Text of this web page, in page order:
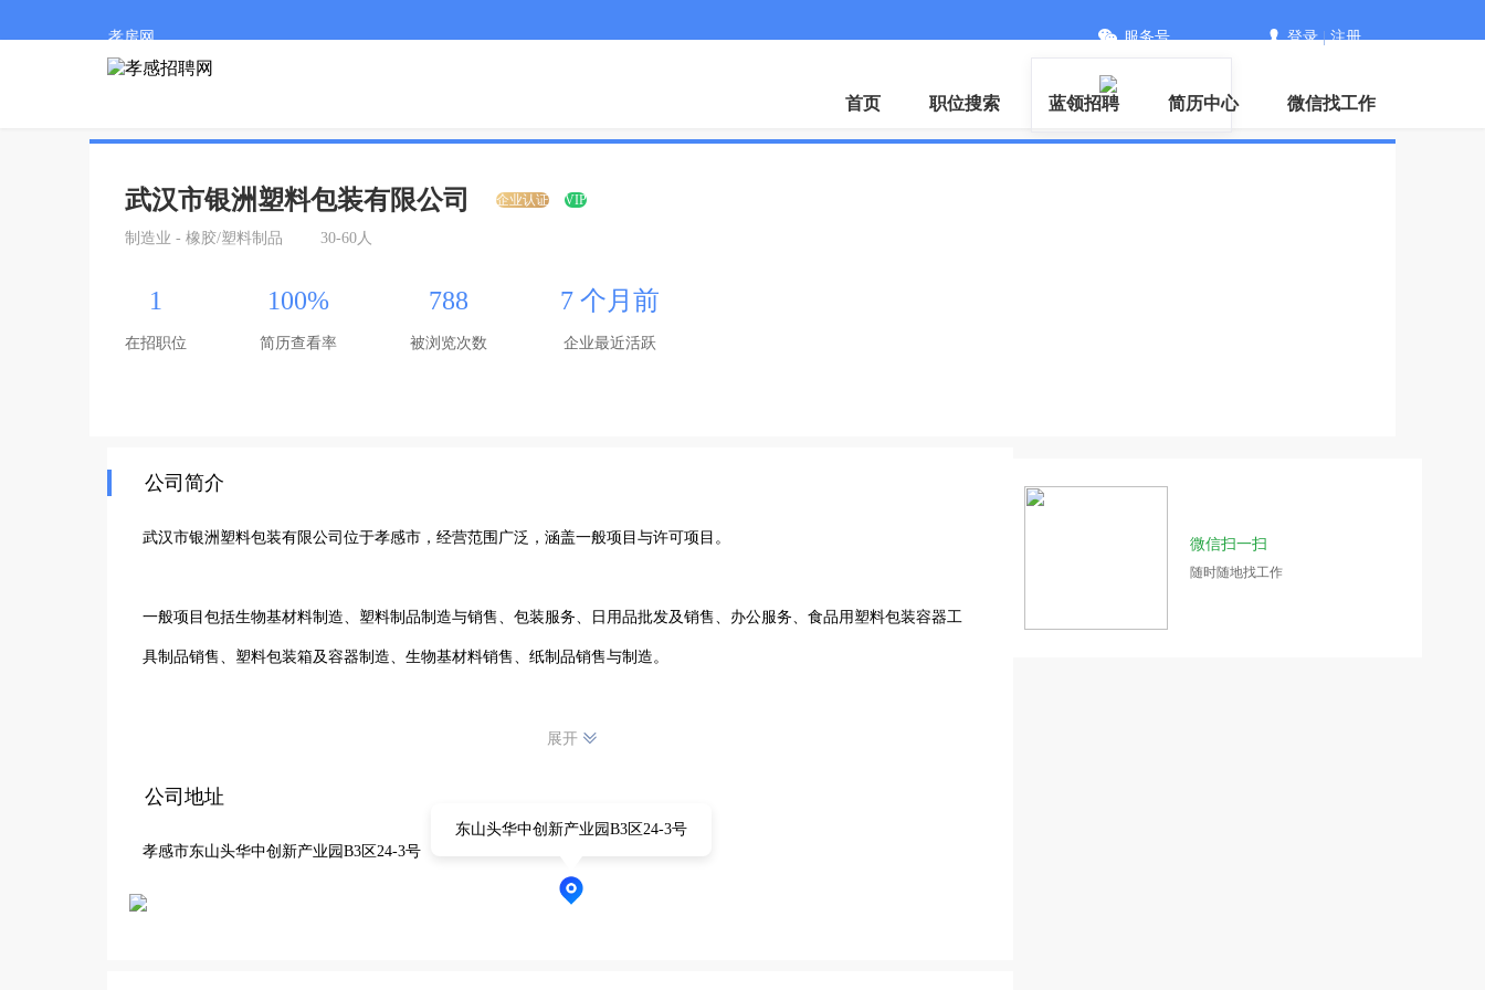
孝房网
微信
服务号 登录|注册
首页 职位搜索 蓝领招聘 简历中心 微信找工作
武汉市银洲塑料包装有限公司 企业认证 VIP
制造业 - 橡胶/塑料制品 30-60人
1
在招职位
100%
简历查看率
788
被浏览次数
7 个月前
企业最近活跃
公司简介
武汉市银洲塑料包装有限公司位于孝感市，经营范围广泛，涵盖一般项目与许可项目。
一般项目包括生物基材料制造、塑料制品制造与销售、包装服务、日用品批发及销售、办公服务、食品用塑料包装容器工
具制品销售、塑料包装箱及容器制造、生物基材料销售、纸制品销售与制造。
许可项目有包装装潢印刷品印刷、食品用塑料包装容器工具制品生产、特定印刷品印刷。公司凭借专业的技术和丰富的经
理念，与客户建立长期稳定合作关系。在孝感这片土地上，不断发展壮大，以可靠的产品和服务，在塑料包装行业占据一
席之地，为区域经济发展贡献力量。
展开
公司地址
孝感市东山头华中创新产业园B3区24-3号
东山头华中创新产业园B3区24-3号
微信扫一扫
随时随地找工作